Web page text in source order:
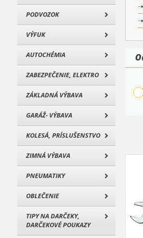
PODVOZOK
VÝFUK
AUTOCHÉMIA
ZABEZPEČENIE, ELEKTRO
ZÁKLADNÁ VÝBAVA
GARÁŽ- VÝBAVA
KOLESÁ, PRÍSLUŠENSTVO
ZIMNÁ VÝBAVA
PNEUMATIKY
OBLEČENIE
TIPY NA DARČEKY,
DARČEKOVÉ POUKAZY